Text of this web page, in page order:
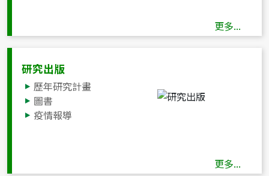
更多...
研究出版
歷年研究計畫
圖書
疫情報導
更多...